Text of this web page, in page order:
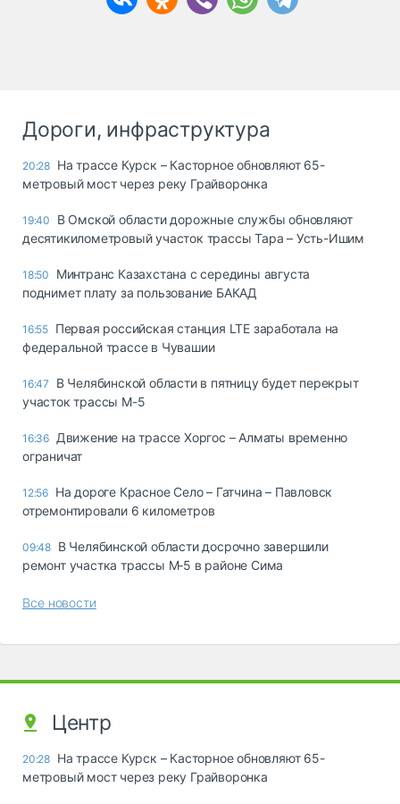
Дороги, инфраструктура
20:28 На трассе Курск – Касторное обновляют 65-
метровый мост через реку Грайворонка
19:40
В Омской области дорожные службы обновляют
десятикилометровый участок трассы Тара – Усть-Ишим
18:50
Минтранс Казахстана с середины августа
поднимет плату за пользование БАКАД
16:55 Первая российская станция LTE заработала на
федеральной трассе в Чувашии
16:47
В Челябинской области в пятницу будет перекрыт
участок трассы М-5
16:36 Движение на трассе Хоргос – Алматы временно
ограничат
12:56 На дороге Красное Село – Гатчина – Павловск
отремонтировали 6 километров
09:48 В Челябинской области досрочно завершили
ремонт участка трассы М‑5 в районе Сима
Все новости
Центр
20:28 На трассе Курск – Касторное обновляют 65-
метровый мост через реку Грайворонка